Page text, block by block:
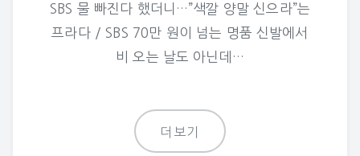
SBS 물 빠진다 했더니…”색깔 양말 신으라”는
프라다 / SBS 70만 원이 넘는 명품 신발에서
비 오는 날도 아닌데…
더보기